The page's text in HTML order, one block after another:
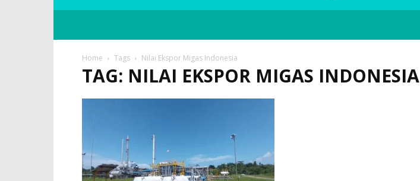
Home Tags Nilai Ekspor Migas Indonesia
TAG: NILAI EKSPOR MIGAS INDONESIA